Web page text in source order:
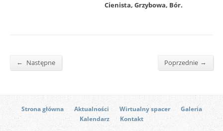
Cienista, Grzybowa, Bór.
← Następne Poprzednie →
Strona główna Aktualności Wirtualny spacer
Galeria
Kalendarz
Kontakt